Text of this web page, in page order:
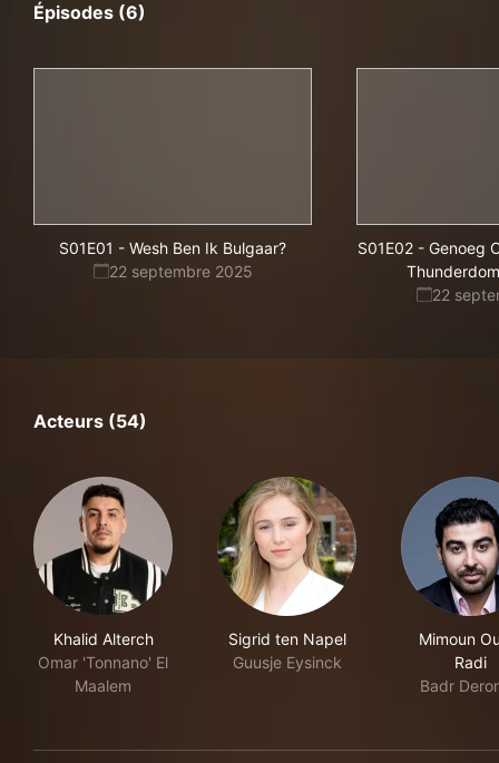
Épisodes (6)
S01E01 - Wesh Ben Ik Bulgaar?
22 septembre 2025
S01E02- Genoeg
22
Acteurs (54)
Khalid Alterch
Omar 'Tonnano' El
Maalem
Sigrid ten Napel
Guusje Eysinck
Mimoun
Radi
Badr